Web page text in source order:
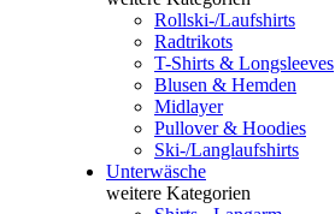
Rollski-/Laufshirts
Radtrikots
T-Shirts & Longsleeves
Blusen & Hemden
Midlayer
Pullover & Hoodies
Ski-/Langlaufshirts
Unterwäsche
weitere Kategorien